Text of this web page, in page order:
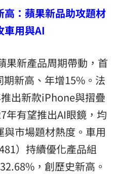
：蘋果新品助攻題材
車用與AI
果新產品周期帶動，首
新高、年增15%。法
出新款iPhone與摺疊
年有望推出AI眼鏡，均
市場題材熱度。車用
）持續優化產品組
，創歷史新高。